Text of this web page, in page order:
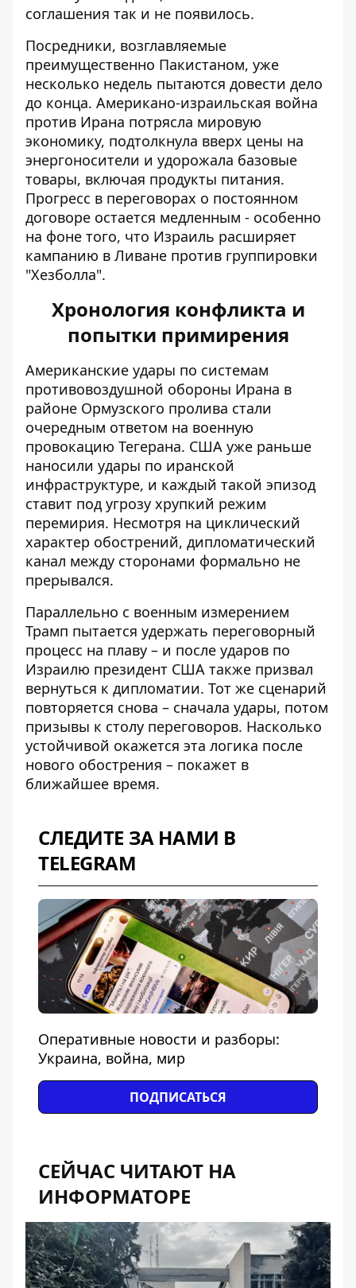
соглашения так и не появилось.
Посредники, возглавляемые
преимущественно Пакистаном, уже
несколько недель пытаются довести дело
до конца. Американо-израильская война
против Ирана потрясла мировую
экономику, подтолкнула вверх цены на
энергоносители и удорожала базовые
товары, включая продукты питания.
Прогресс в переговорах о постоянном
договоре остается медленным - особенно
на фоне того, что Израиль расширяет
кампанию в Ливане против группировки
"Хезболла".
Хронология конфликта и
попытки примирения
Американские удары по системам
противовоздушной обороны Ирана в
районе Ормузского пролива стали
очередным ответом на военную
провокацию Тегерана. США уже раньше
наносили удары по иранской
инфраструктуре, и каждый такой эпизод
ставит под угрозу хрупкий режим
перемирия. Несмотря на циклический
характер обострений, дипломатический
канал между сторонами формально не
прерывался.
Параллельно с военным измерением
Трамп пытается удержать переговорный
процесс на плаву – и после ударов по
Израилю президент США также призвал
вернуться к дипломатии. Тот же сценарий
повторяется снова – сначала удары, потом
призывы к столу переговоров. Насколько
устойчивой окажется эта логика после
нового обострения – покажет в
ближайшее время.
СЛЕДИТЕ ЗА НАМИ В
TELEGRAM
Оперативные новости и разборы:
Украина, война, мир
ПОДПИСАТЬСЯ
СЕЙЧАС ЧИТАЮТ НА
ИНФОРМАТОРЕ